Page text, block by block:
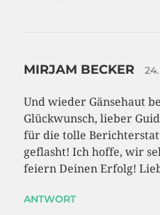
MIRJAM BECKER
Und wieder Gänsehaut
Glückwunsch, lieber
für die tolle
geflasht! Ich hoffe, wir
feiern Deinen Erfolg!
ANTWORT